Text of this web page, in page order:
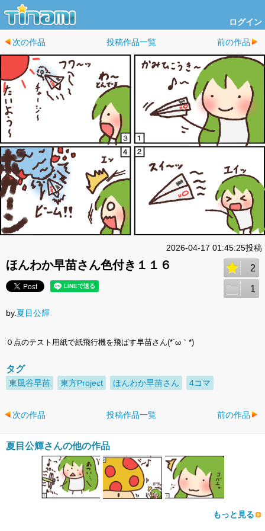
ログイン
次の作品 投稿作品一覧 前の作品
2026-04-17 01:45:25投稿
ほんわか早苗さん色付き１１６ 2
1
by. 夏目公輝
０点のテスト用紙で紙飛行機を飛ばす早苗さん(*´ω｀*)
タグ
東風谷早苗 東方Project ほんわか早苗さん 4コマ
次の作品 投稿作品一覧 前の作品
夏目公輝さんの他の作品
もっと見る